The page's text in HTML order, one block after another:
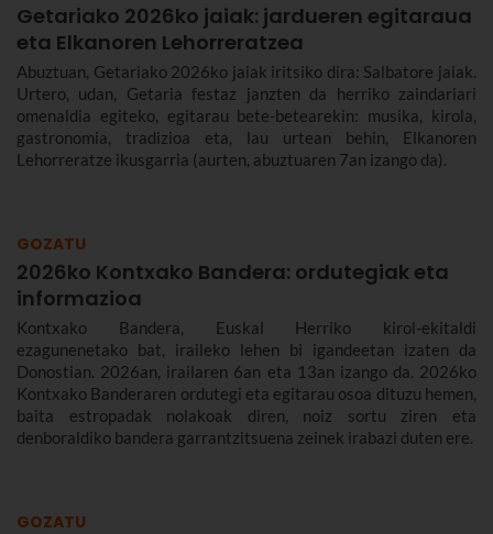
Getariako 2026ko jaiak: jardueren egitaraua
eta Elkanoren Lehorreratzea
Abuztuan, Getariako 2026ko jaiak iritsiko dira: Salbatore jaiak.
Urtero, udan, Getaria festaz janzten da herriko zaindariari
omenaldia egiteko, egitarau bete-betearekin: musika, kirola,
gastronomia, tradizioa eta, lau urtean behin, Elkanoren
Lehorreratze ikusgarria (aurten, abuztuaren 7an izango da).
GOZATU
2026ko Kontxako Bandera: ordutegiak eta
informazioa
Kontxako Bandera, Euskal Herriko kirol-ekitaldi
ezagunenetako bat, iraileko lehen bi igandeetan izaten da
Donostian. 2026an, irailaren 6an eta 13an izango da. 2026ko
Kontxako Banderaren ordutegi eta egitarau osoa dituzu hemen,
baita estropadak nolakoak diren, noiz sortu ziren eta
denboraldiko bandera garrantzitsuena zeinek irabazi duten ere.
GOZATU